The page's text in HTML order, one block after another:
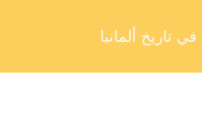
تاريخ ألمانيا